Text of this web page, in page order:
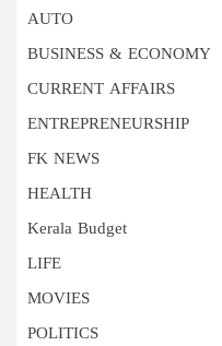
AUTO
BUSINESS & ECONOMY
CURRENT AFFAIRS
ENTREPRENEURSHIP
FK NEWS
HEALTH
Kerala Budget
LIFE
MOVIES
POLITICS